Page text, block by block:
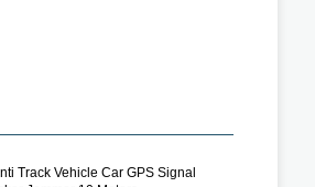
Track Vehicle Car GPS Signal